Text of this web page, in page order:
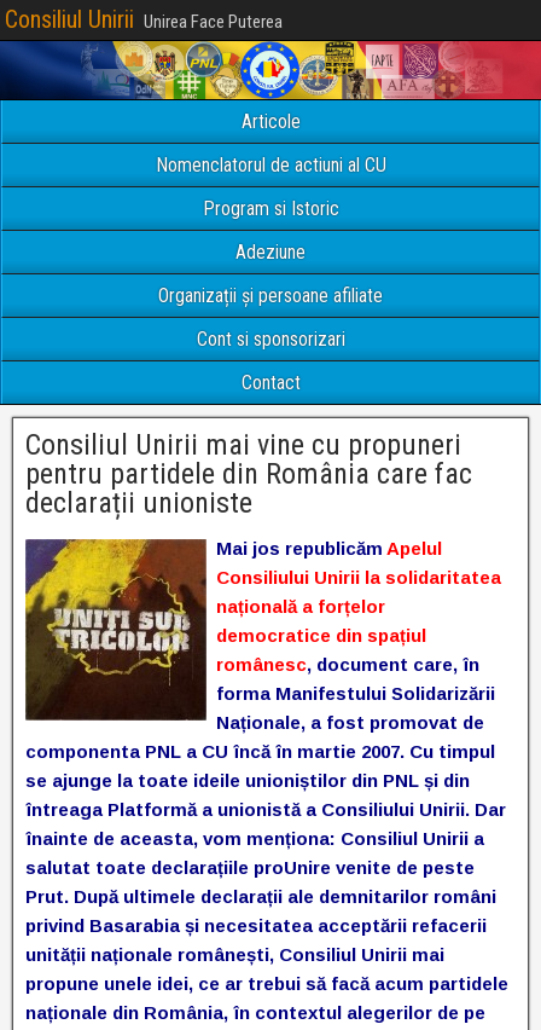
Consiliul Unirii Unirea Face Puterea
Articole
Nomenclatorul de actiuni al CU
Program si Istoric
Adeziune
Organizații și persoane afiliate
Cont si sponsorizari
Contact
Consiliul Unirii mai vine cu propuneri
pentru partidele din România care fac
declarații unioniste
Mai jos republicăm Apelul
Consiliului Unirii la solidaritatea
națională a forțelor
democratice din spațiul
românesc, document care, în
forma Manifestului Solidarizării
Naționale, a fost promovat de
componenta PNL a CU încă în martie 2007. Cu timpul
se ajunge la toate ideile unioniștilor din PNL și din
întreaga Platformă a unionistă a Consiliului Unirii. Dar
înainte de aceasta, vom menționa: Consiliul Unirii a
salutat toate declarațiile proUnire venite de peste
Prut. După ultimele declarații ale demnitarilor români
privind Basarabia și necesitatea acceptării refacerii
unității naționale românești, Consiliul Unirii mai
propune unele idei, ce ar trebui să facă acum partidele
naționale din România, în contextul alegerilor de pe